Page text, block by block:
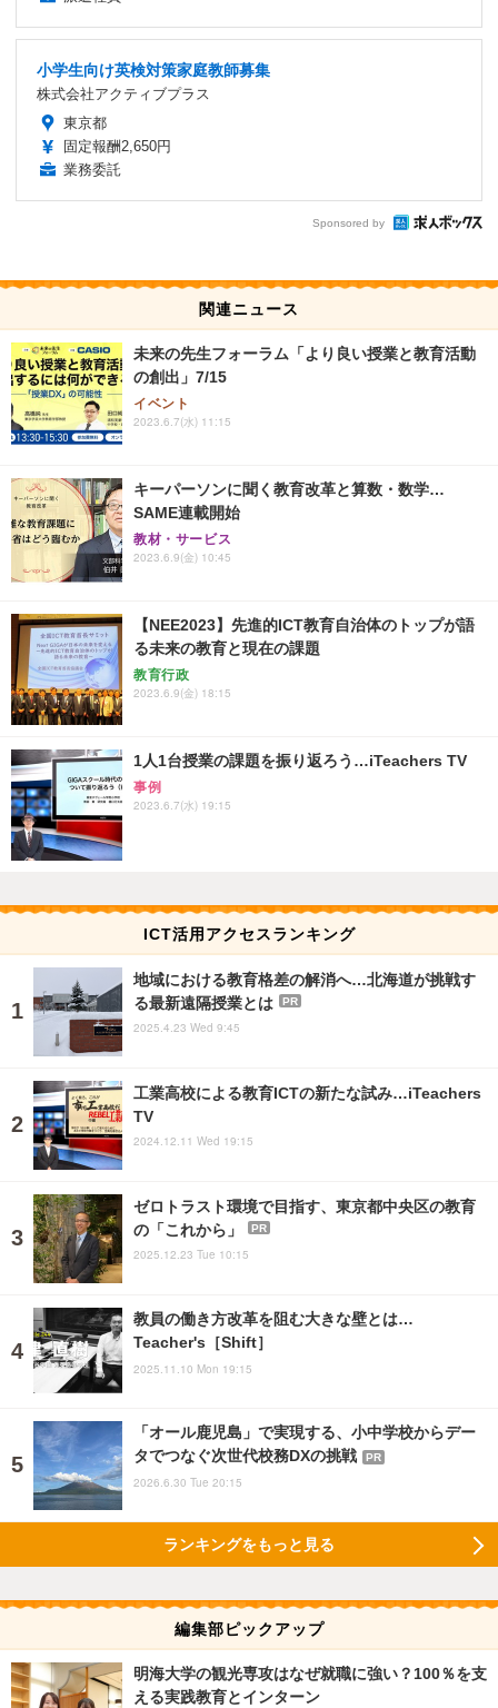
小学生向け英検対策家庭教師募集
株式会社アクティブプラス
東京都
固定報酬2,650円
業務委託
Sponsored by
関連ニュース
未来の先生フォーラム「より良い授業と教育活動
の創出」7/15
イベント
2023.6.7(水) 11:15
キーパーソンに聞く教育改革と算数・数学…
SAME連載開始
教材・サービス
2023.6.9(金) 10:45
【NEE2023】先進的ICT教育自治体のトップが語
る未来の教育と現在の課題
教育行政
2023.6.9(金) 18:15
1人1台授業の課題を振り返ろう…iTeachers TV
事例
2023.6.7(水) 19:15
ICT活用アクセスランキング
地域における教育格差の解消へ…北海道が挑戦す
る最新遠隔授業とは
PR
2025.4.23 Wed 9:45
工業高校による教育ICTの新たな試み…iTeachers
TV
2024.12.11 Wed 19:15
ゼロトラスト環境で目指す、東京都中央区の教育
の「これから」
PR
2025.12.23 Tue 10:15
教員の働き方改革を阻む大きな壁とは…
Teacher's［Shift］
2025.11.10 Mon 19:15
「オール鹿児島」で実現する、小中学校からデー
タでつなぐ次世代校務DXの挑戦
PR
2026.6.30 Tue 20:15
ランキングをもっと見る
編集部ピックアップ
明海大学の観光専攻はなぜ就職に強い？100％を支
える実践教育とインターン